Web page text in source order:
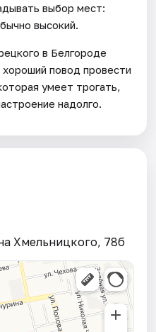
выбор мест:
высокий.
в Белгороде
повод провести
умеет трогать,
надолго.
Хмельницкого, 78б